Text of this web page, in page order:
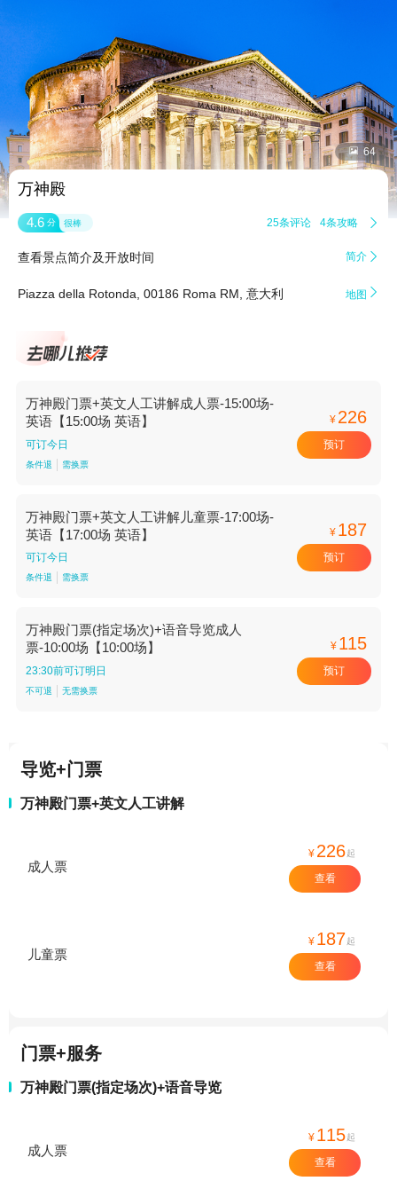
 64
万神殿
4.6 分 很棒 25条评论 4条攻略 
查看景点简介及开放时间 简介 
Piazza della Rotonda, 00186 Roma RM, 意大利 地图 
万神殿门票+英文人工讲解成人票-15:00场-
英语【15:00场 英语】
可订今日
条件退 需换票
¥ 226
预订
万神殿门票+英文人工讲解儿童票-17:00场-
英语【17:00场 英语】
可订今日
条件退 需换票
¥ 187
预订
万神殿门票(指定场次)+语音导览成人
票-10:00场【10:00场】
23:30前可订明日
不可退 无需换票
¥ 115
预订
导览+门票
万神殿门票+英文人工讲解
成人票
¥ 226起
查看
儿童票
¥ 187起
查看
门票+服务
万神殿门票(指定场次)+语音导览
成人票
¥ 115起
查看
